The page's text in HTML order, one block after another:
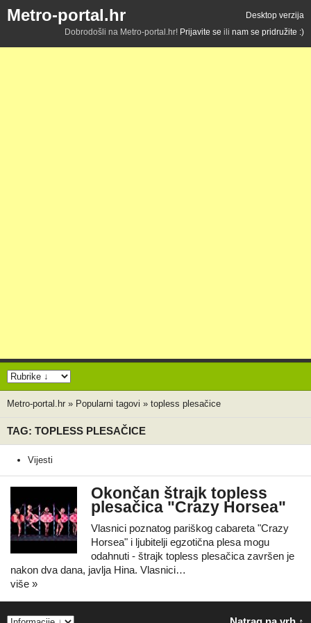
Metro-portal.hr
Desktop verzija
Dobrodošli na Metro-portal.hr! Prijavite se ili nam se pridružite :)
Metro-portal.hr » Popularni tagovi » topless plesačice
TAG: TOPLESS PLESAČICE
Vijesti
Okončan štrajk topless
plesačica "Crazy Horsea"
Vlasnici poznatog pariškog cabareta "Crazy
Horsea" i ljubitelji egzotična plesa mogu
odahnuti - štrajk topless plesačica završen je
nakon dva dana, javlja Hina. Vlasnici…
više »